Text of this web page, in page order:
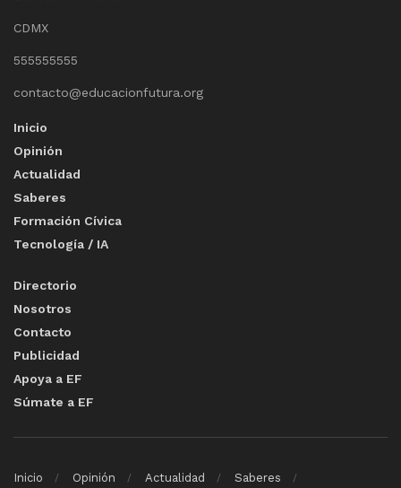
CDMX
555555555
contacto@educacionfutura.org
Inicio
Opinión
Actualidad
Saberes
Formación Cívica
Tecnología / IA
Directorio
Nosotros
Contacto
Publicidad
Apoya a EF
Súmate a EF
Inicio Opinión Actualidad Saberes